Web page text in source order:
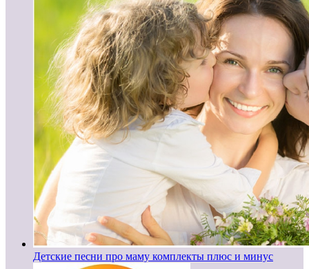
Детские песни про маму комплекты плюс и минус